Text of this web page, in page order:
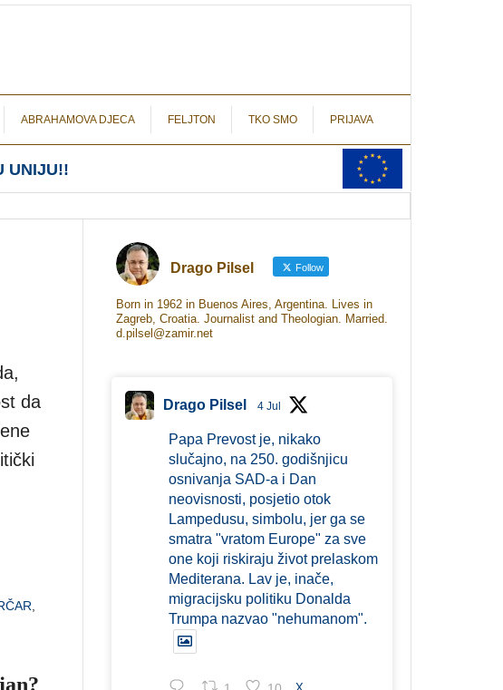
ABRAHAMOVA DJECA FELJTON TKO SMO PRIJAVA
UNIJU!!
da
,
Drago Pilsel Follow
Born in 1962 in Buenos Aires, Argentina. Lives in
Zagreb, Croatia. Journalist and Theologian. Married.
d.pilsel@zamir.net
Drago Pilsel 4 Jul
Papa Prevost je, nikako
slučajno, na 250. godišnjicu
osnivanja SAD-a i Dan
neovisnosti, posjetio otok
Lampedusu, simbolu, jer ga se
smatra "vratom Europe" za sve
one koji riskiraju život prelaskom
Mediterana. Lav je, inače,
migracijsku politiku Donalda
Trumpa nazvao "nehumanom".